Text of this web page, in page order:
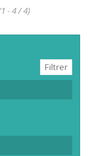
- 4 / 4)